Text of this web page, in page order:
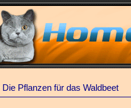
Die Pflanzen für das Waldbeet